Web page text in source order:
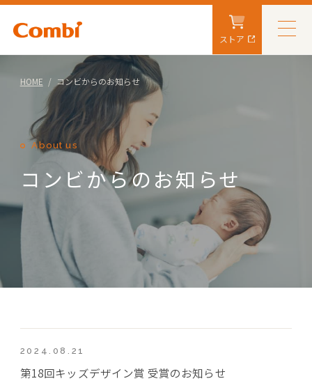
ストア
HOME コンビからのお知らせ
About us
コンビからのお知らせ
2024.08.21
第18回キッズデザイン賞 受賞のお知らせ